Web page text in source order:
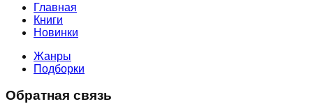
Главная
Книги
Новинки
Жанры
Подборки
Обратная связь